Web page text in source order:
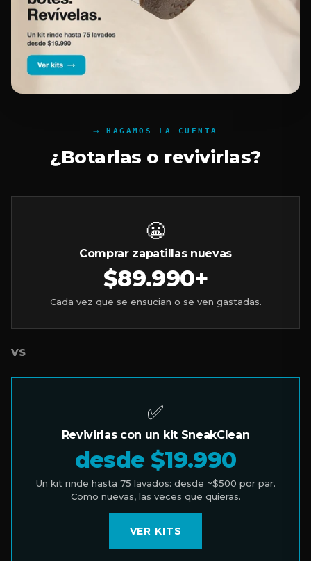
HAGAMOS LA CUENTA
¿Botarlas o revivirlas?
😬
Comprar zapatillas nuevas
$89.990+
Cada vez que se ensucian o se ven gastadas.
VS
✅
Revivirlas con un kit SneakClean
desde $19.990
Un kit rinde hasta 75 lavados: desde ~$500 por par.
Como nuevas, las veces que quieras.
VER KITS